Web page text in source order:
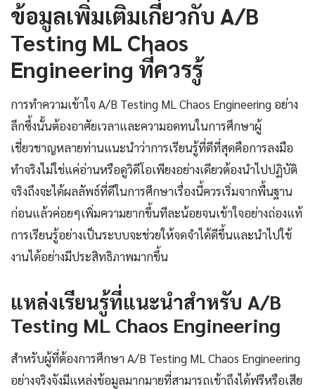
ข้อมูลเพิ่มเติมเกี่ยวกับ A/B
Testing ML Chaos
Engineering ที่ควรรู้
การทำความเข้าใจ A/B Testing ML Chaos Engineering อย่าง
ลึกซึ้งนั้นต้องอาศัยเวลาและความอดทนในการศึกษาผู้
เชี่ยวชาญหลายท่านแนะนำว่าการเรียนรู้ที่ดีที่สุดคือการลงมือ
ทำจริงไม่ใช่แค่อ่านหรือดูวิดีโอเพียงอย่างเดียวต้องนำไปปฏิบัติ
จริงถึงจะได้ผลลัพธ์ที่ดีในการศึกษาเรื่องนี้ควรเริ่มจากพื้นฐาน
ก่อนแล้วค่อยๆเพิ่มความยากขึ้นทีละน้อยจนเข้าใจอย่างถ่องแท้
การเรียนรู้อย่างเป็นระบบจะช่วยให้จดจำได้ดีขึ้นและนำไปใช้
งานได้อย่างมีประสิทธิภาพมากขึ้น
แหล่งเรียนรู้ที่แนะนำสำหรับ A/B
Testing ML Chaos Engineering
สำหรับผู้ที่ต้องการศึกษา A/B Testing ML Chaos Engineering
อย่างจริงจังมีแหล่งข้อมูลมากมายที่สามารถเข้าถึงได้ฟรีหรือเสีย